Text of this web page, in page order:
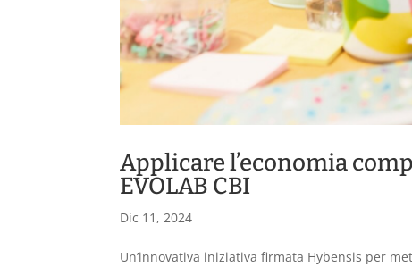
Applicare l’economia
EVOLAB CBI
Dic 11, 2024
Un’innovativa iniziativa firmata Hybensis per